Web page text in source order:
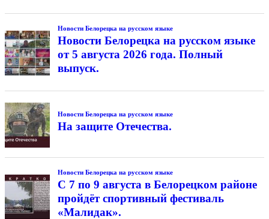
Новости Белорецка на русском языке
Новости Белорецка на русском языке
от 5 августа 2026 года. Полный
выпуск.
Новости Белорецка на русском языке
На защите Отечества.
Новости Белорецка на русском языке
С 7 по 9 августа в Белорецком районе
пройдёт спортивный фестиваль
«Малидак».